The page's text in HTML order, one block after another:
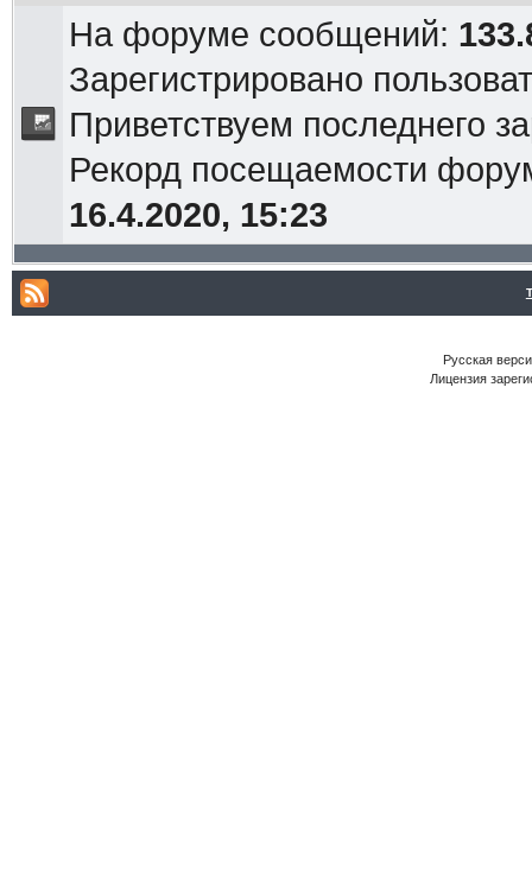
На форуме сообщений:
Зарегистрировано
Приветствуем последнего
Рекорд посещаемости
16.4.2020, 15:23
Русская
Лицензия